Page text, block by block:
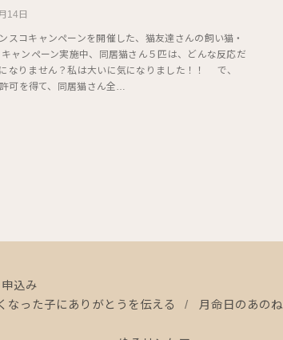
14日
スコキャンペーンを開催した、猫友達さんの飼い猫・
ャンペーン実施中、同居猫さん５匹は、どんな反応だ
なりません？私は大いに気になりました！！ で、
可を得て、同居猫さん全…
込み
なった子にありがとうを伝える
月命日のあのね